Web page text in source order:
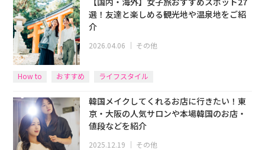
選！友達と楽しめる観光地や温泉地をご紹
介
2026.04.06 ｜ その他
How to おすすめ ライフスタイル
韓国メイクしてくれるお店に行きたい！東
京・大阪の人気サロンや本場韓国のお店・
値段などを紹介
2025.12.19 ｜ その他